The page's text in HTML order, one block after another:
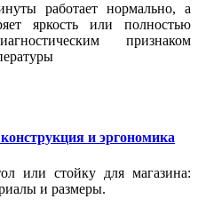
работает нормально, а
яркость или полностью
признаком
и эргономика
или стойку для магазина:
и размеры.